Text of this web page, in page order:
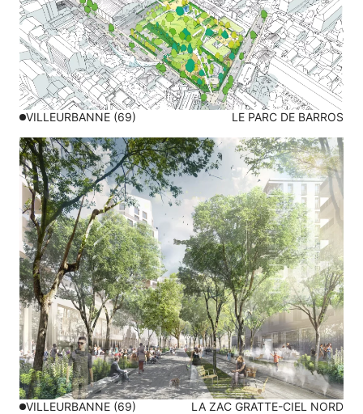
VILLEURBANNE (69) LE PARC DE BARROS
VILLEURBANNE (69) LA ZAC GRATTE-CIEL NORD